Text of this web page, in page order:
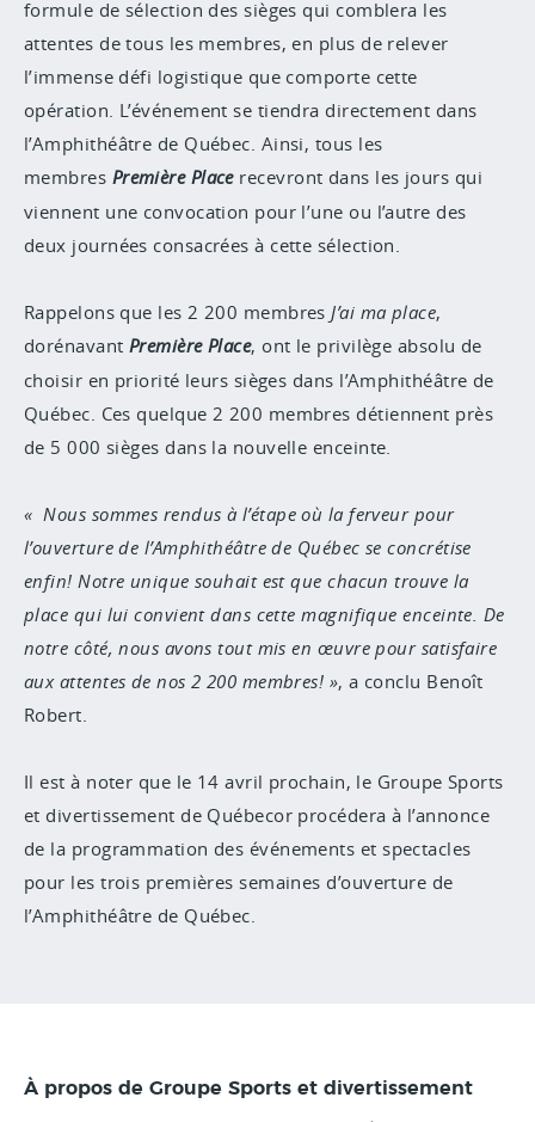
formule de sélection des sièges qui comblera les
attentes de tous les membres, en plus de relever
l’immense défi logistique que comporte cette
opération. L’événement se tiendra directement dans
l’Amphithéâtre de Québec. Ainsi, tous les
membres Première Place recevront dans les jours qui
viennent une convocation pour l’une ou l’autre des
deux journées consacrées à cette sélection.
Rappelons que les 2 200 membres J’ai ma place,
dorénavant Première Place, ont le privilège absolu de
choisir en priorité leurs sièges dans l’Amphithéâtre de
Québec. Ces quelque 2 200 membres détiennent près
de 5 000 sièges dans la nouvelle enceinte.
Nous sommes rendus à l’étape où la ferveur pour
l’ouverture de l’Amphithéâtre de Québec se concrétise
enfin! Notre unique souhait est que chacun trouve la
place qui lui convient dans cette magnifique enceinte. De
notre côté, nous avons tout mis en œuvre pour satisfaire
aux attentes de nos 2 200 membres!
, a conclu Benoît
Robert.
Il est à noter que le 14 avril prochain, le Groupe Sports
et divertissement de Québecor procédera à l’annonce
de la programmation des événements et spectacles
pour les trois premières semaines d’ouverture de
l’Amphithéâtre de Québec.
À propos de Groupe Sports et divertissement